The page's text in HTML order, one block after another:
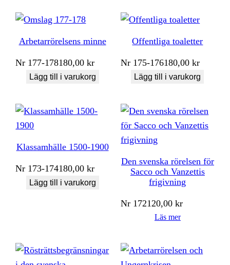
Arbetarrörelsens minne
Nr 177-178180,00kr
Lägg till i varukorg
Offentliga toaletter
Nr 175-176180,00kr
Lägg till i varukorg
Klassamhälle 1500-1900
Nr 173-174180,00kr
Lägg till i varukorg
Den svenska rörelsen för
Sacco och Vanzettis
frigivning
Nr 172120,00kr
Läs mer